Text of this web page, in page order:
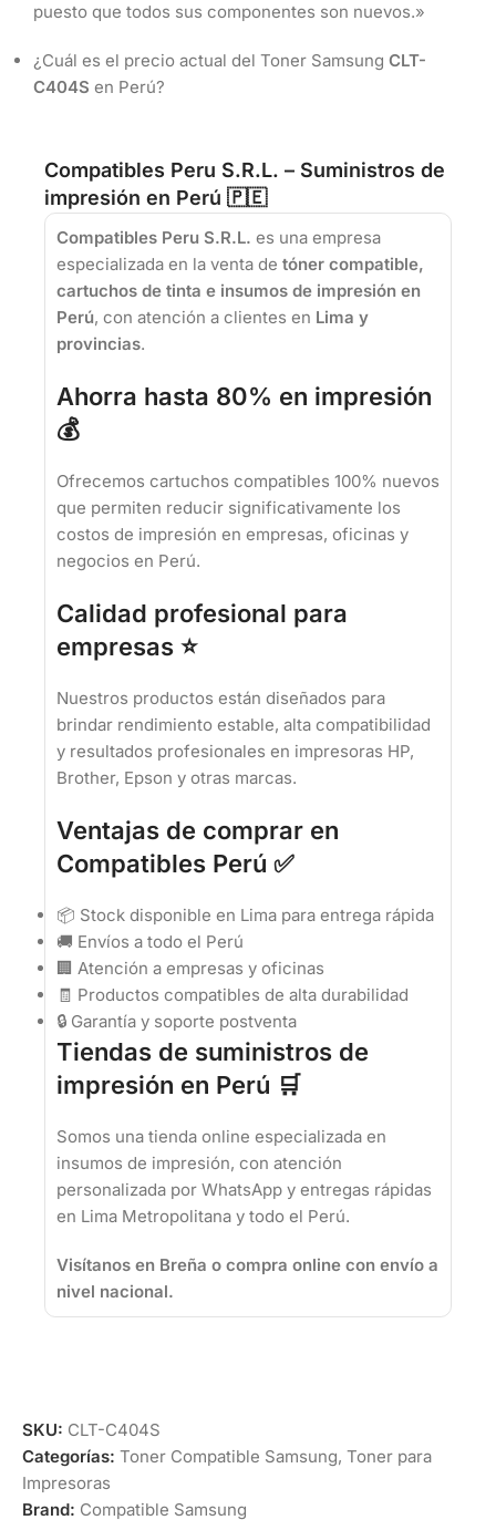
puesto que todos sus componentes son nuevos.»
¿Cuál es el precio actual del Toner Samsung CLT-
C404S en Perú?
Compatibles Peru S.R.L. – Suministros de
impresión en Perú 🇵🇪
Compatibles Peru S.R.L. es una empresa
especializada en la venta de tóner compatible,
cartuchos de tinta e insumos de impresión en
Perú, con atención a clientes en Lima y
provincias.
Ahorra hasta 80% en impresión
💰
Ofrecemos cartuchos compatibles 100% nuevos
que permiten reducir significativamente los
costos de impresión en empresas, oficinas y
negocios en Perú.
Calidad profesional para
empresas ⭐
Nuestros productos están diseñados para
brindar rendimiento estable, alta compatibilidad
y resultados profesionales en impresoras HP,
Brother, Epson y otras marcas.
Ventajas de comprar en
Compatibles Perú ✅
📦 Stock disponible en Lima para entrega rápida
🚚 Envíos a todo el Perú
🏢 Atención a empresas y oficinas
🧾 Productos compatibles de alta durabilidad
🔒 Garantía y soporte postventa
Tiendas de suministros de
impresión en Perú 🛒
Somos una tienda online especializada en
insumos de impresión, con atención
personalizada por WhatsApp y entregas rápidas
en Lima Metropolitana y todo el Perú.
Visítanos en Breña o compra online con envío a
nivel nacional.
SKU: CLT-C404S
Categorías: Toner Compatible Samsung, Toner para
Impresoras
Brand: Compatible Samsung